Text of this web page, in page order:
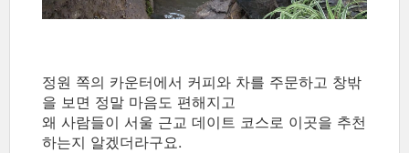
정원 쪽의 카운터에서 커피와 차를 주문하고 창밖
을 보면 정말 마음도 편해지고
왜 사람들이 서울 근교 데이트 코스로 이곳을 추천
하는지 알겠더라구요.